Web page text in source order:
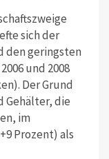
sich der
den geringsten
und 2008
Der Grund
Gehälter, die
im
Prozent) als